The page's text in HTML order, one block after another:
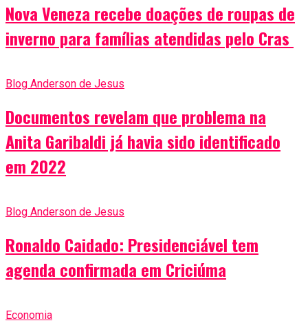
Nova Veneza recebe doações de roupas de
inverno para famílias atendidas pelo Cras
Blog Anderson de Jesus
Documentos revelam que problema na
Anita Garibaldi já havia sido identificado
em 2022
Blog Anderson de Jesus
Ronaldo Caidado: Presidenciável tem
agenda confirmada em Criciúma
Economia